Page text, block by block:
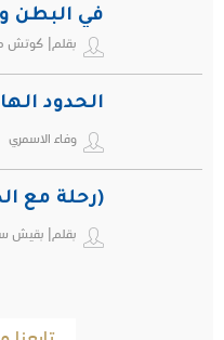
في البطن
بقلم| كوتش
الحدود
وفاء الاسمري
(رحلة مع
بقلم| بقيش